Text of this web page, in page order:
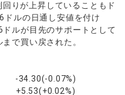
りが上昇していることもド
ドルの日通し安値を付け
ルが目先のサポートとして
で買い戻された。
-34.30(-0.07%)
+5.53(+0.02%)